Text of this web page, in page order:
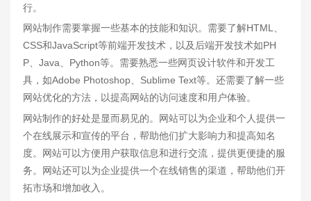
行。
网站制作需要掌握一些基本的技能和知识。需要了解HTML、
CSS和JavaScript等前端开发技术，以及后端开发技术如PH
P、Java、Python等。需要熟悉一些网页设计软件和开发工
具，如Adobe Photoshop、Sublime Text等。还需要了解一些
网站优化的方法，以提高网站的访问速度和用户体验。
网站制作的好处是显而易见的。网站可以为企业和个人提供一
个在线展示和宣传的平台，帮助他们扩大影响力和提高知名
度。网站可以方便用户获取信息和进行交流，提供更便捷的服
务。网站还可以为企业提供一个在线销售的渠道，帮助他们开
拓市场和增加收入。